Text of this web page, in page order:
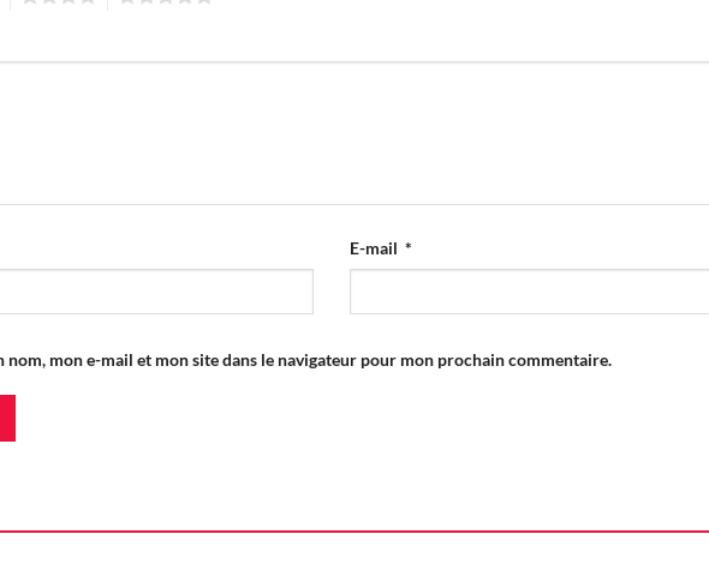
E-mail *
nom, mon e-mail et mon site dans le navigateur pour mon prochain commentaire.